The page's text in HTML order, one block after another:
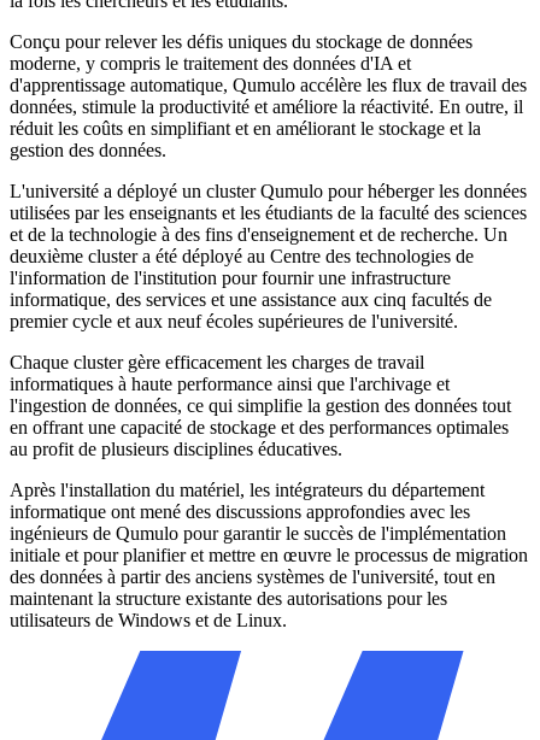
Permet à la prochaine génération de talents en matière d'IA de
s'épanouir grâce à une infrastructure de données fiable et
évolutive
Conçu pour relever les défis uniques du stockage de données
moderne, y compris le traitement des données d'IA et
d'apprentissage automatique, Qumulo accélère les flux de travail des
données, stimule la productivité et améliore la réactivité. En outre, il
réduit les coûts en simplifiant et en améliorant le stockage et la
gestion des données.
L'université a déployé un cluster Qumulo pour héberger les données
utilisées par les enseignants et les étudiants de la faculté des sciences
et de la technologie à des fins d'enseignement et de recherche. Un
deuxième cluster a été déployé au Centre des technologies de
l'information de l'institution pour fournir une infrastructure
informatique, des services et une assistance aux cinq facultés de
premier cycle et aux neuf écoles supérieures de l'université.
Chaque cluster gère efficacement les charges de travail
informatiques à haute performance ainsi que l'archivage et
l'ingestion de données, ce qui simplifie la gestion des données tout
en offrant une capacité de stockage et des performances optimales
au profit de plusieurs disciplines éducatives.
Après l'installation du matériel, les intégrateurs du département
informatique ont mené des discussions approfondies avec les
ingénieurs de Qumulo pour garantir le succès de l'implémentation
initiale et pour planifier et mettre en œuvre le processus de migration
des données à partir des anciens systèmes de l'université, tout en
maintenant la structure existante des autorisations pour les
utilisateurs de Windows et de Linux.